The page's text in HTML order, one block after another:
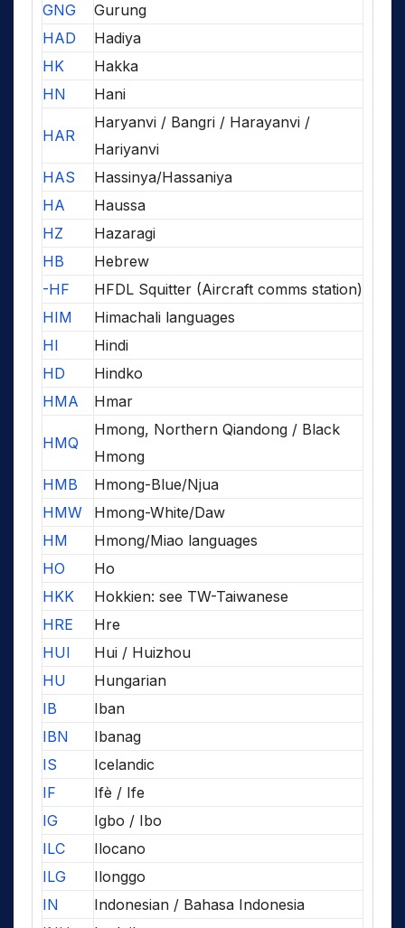
GNG
Gurung
HAD
Hadiya
HK
Hakka
HN
Hani
HAR
Haryanvi / Bangri / Harayanvi /
Hariyanvi
HAS
Hassinya/Hassaniya
HA
Haussa
HZ
Hazaragi
HB
Hebrew
-HF
HFDL Squitter (Aircraft comms station)
HIM
Himachali languages
HI
Hindi
HD
Hindko
HMA
Hmar
HMQ
Hmong, Northern Qiandong / Black
Hmong
HMB
Hmong-Blue/Njua
HMW
Hmong-White/Daw
HM
Hmong/Miao languages
HO
Ho
HKK
Hokkien: see TW-Taiwanese
HRE
Hre
HUI
Hui / Huizhou
HU
Hungarian
IB
Iban
IBN
Ibanag
IS
Icelandic
IF
Ifè / Ife
IG
Igbo / Ibo
ILC
Ilocano
ILG
Ilonggo
IN
Indonesian / Bahasa Indonesia